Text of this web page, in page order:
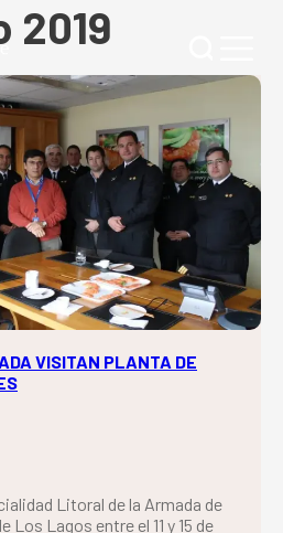
2019
VISITAN PLANTA DE
Litoral de la Armada de
Los Lagos entre el 11 y 15 de